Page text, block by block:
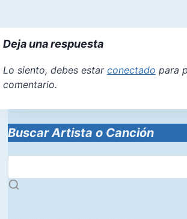
Deja una respuesta
Lo siento, debes estar conectado para
comentario.
Buscar Artista o Canción